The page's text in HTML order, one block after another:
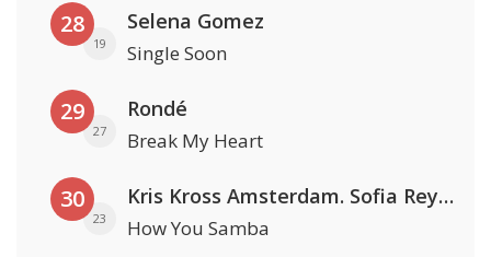
28
19
Selena Gomez
Single Soon
29
27
Rondé
Break My Heart
30
23
Kris Kross Amsterdam. Sofia Reyes & Tinie Tempah
How You Samba